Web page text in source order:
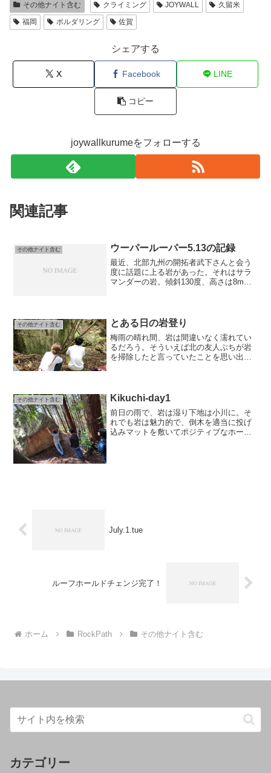
その他ナイト含む クライミング JOYWALL
久留米
福岡
ボルダリング 佐賀
シェアする
X Facebook LINE
コピー
joywallkurumeをフォローする
関連記事
その他ナイト含む ウーパールーパー5.13の記録
最近、北部九州の開拓者武下さんと会う
度に話題に上る岩があった。それはサラ
マンダーの岩。傾斜130度、高さは8m。
年あたりから話題...
その他ナイト含む とある日の岩登り
梅雨の晴れ間、岩は間違いなく濡れてい
るだろう。そういえば北の友人ぶちが岩
を掃除したと言っていたことを思い出し
弱点もそれなりにある...
その他ナイト含む Kikuchi-day1
前日の雨で、岩は湿り下地は小川に。そ
れでも岩は魅力的で、倒木を適当に投げ
込みマットを敷いてポジティブなホール
July.1.tue
ルーフホールドチェンジ完了！
ホーム RockPath その他ナイト含む
カテゴリー